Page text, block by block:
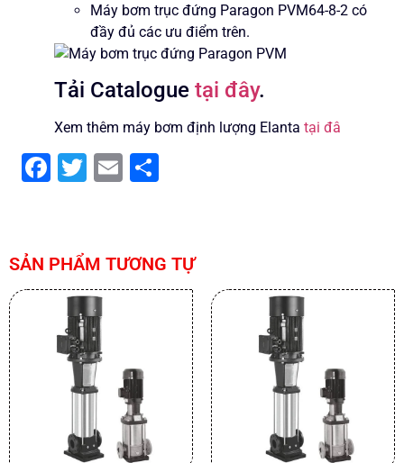
Máy bơm trục đứng Paragon PVM64-8-2 có
đầy đủ các ưu điểm trên.
Tải Catalogue tại đây.
Xem thêm máy bơm định lượng Elanta tại đâ
Facebook
Twitter
Email
SẢN PHẨM TƯƠNG TỰ